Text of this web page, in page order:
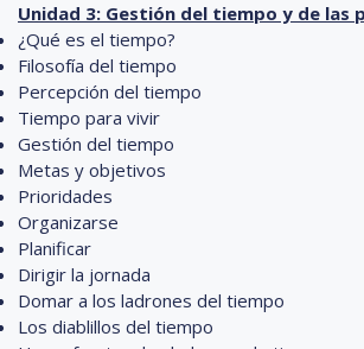
Unidad 3: Gestión del tiempo y de las
¿Qué es el tiempo?
Filosofía del tiempo
Percepción del tiempo
Tiempo para vivir
Gestión del tiempo
Metas y objetivos
Prioridades
Organizarse
Planificar
Dirigir la jornada
Domar a los ladrones del tiempo
Los diablillos del tiempo